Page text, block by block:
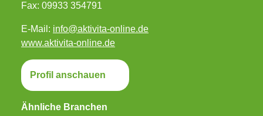
Fax: 09933 354791
E-Mail: info@aktivita-online.de
www.aktivita-online.de
Profil anschauen
Ähnliche Branchen